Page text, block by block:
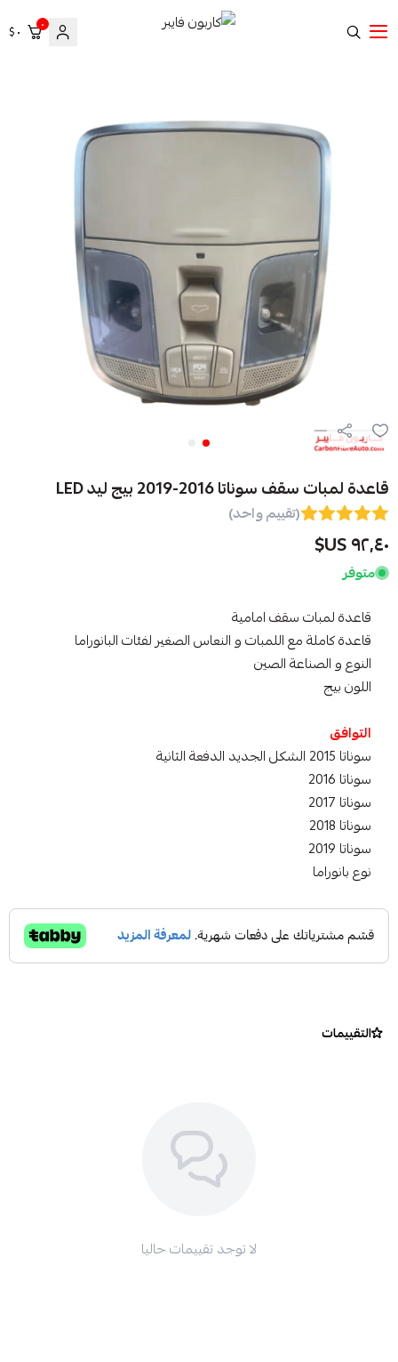
٠ ٠ $
قاعدة لمبات سقف سوناتا 2016-2019 بيج ليد LED
(تقييم واحد)
٩٢٫٤٠ US$
متوفر
قاعدة لمبات سقف امامية
قاعدة كاملة مع اللمبات و النعاس الصغير لفئات البانوراما
النوع و الصناعة الصين
اللون بيج
التوافق
سوناتا 2015 الشكل الجديد الدفعة الثانية
سوناتا 2016
سوناتا 2017
سوناتا 2018
سوناتا 2019
نوع بانوراما
التقييمات
لا توجد تقييمات حاليا